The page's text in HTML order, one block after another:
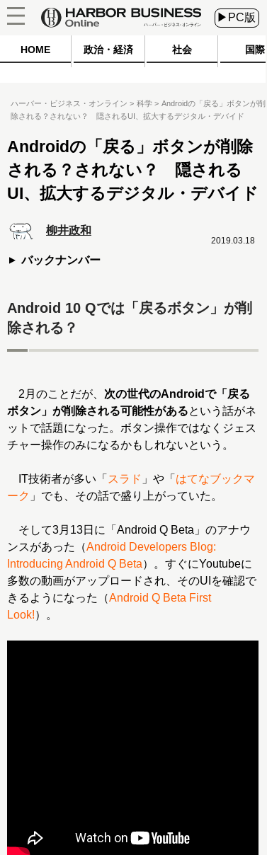
▶PC版
HOME 政治・経済 社会 国際
ハーバー・ビジネス・オンライン 科学
Androidの「戻る」ボタンが削
除される？されない？ 隠されるUI、拡大するデジタル・デバイド
Androidの「戻る」ボタンが削除
される？されない？ 隠される
UI、拡大するデジタル・デバイド
柳井政和
バックナンバー
2019.03.18
Android 10 Qでは「戻るボタン」が削
除される？
2月のことだが、 次の世代のAndroidで「戻る
ボタン」が削除される可能性があるという話がネ
ットで話題になった。ボタン操作ではなくジェス
チャー操作のみになるかもしれないという。
IT技術者が多い「 スラド 」や「 はてなブックマ
ーク 」でも、その話で盛り上がっていた。
そして3月13日に「Android Q Beta」のアナウ
ンスがあった（Android Developers Blog:
Introducing Android Q Beta）。すぐにYoutubeに
多数の動画がアップロードされ、そのUIを確認で
きるようになった（Android Q Beta First
Look!）。